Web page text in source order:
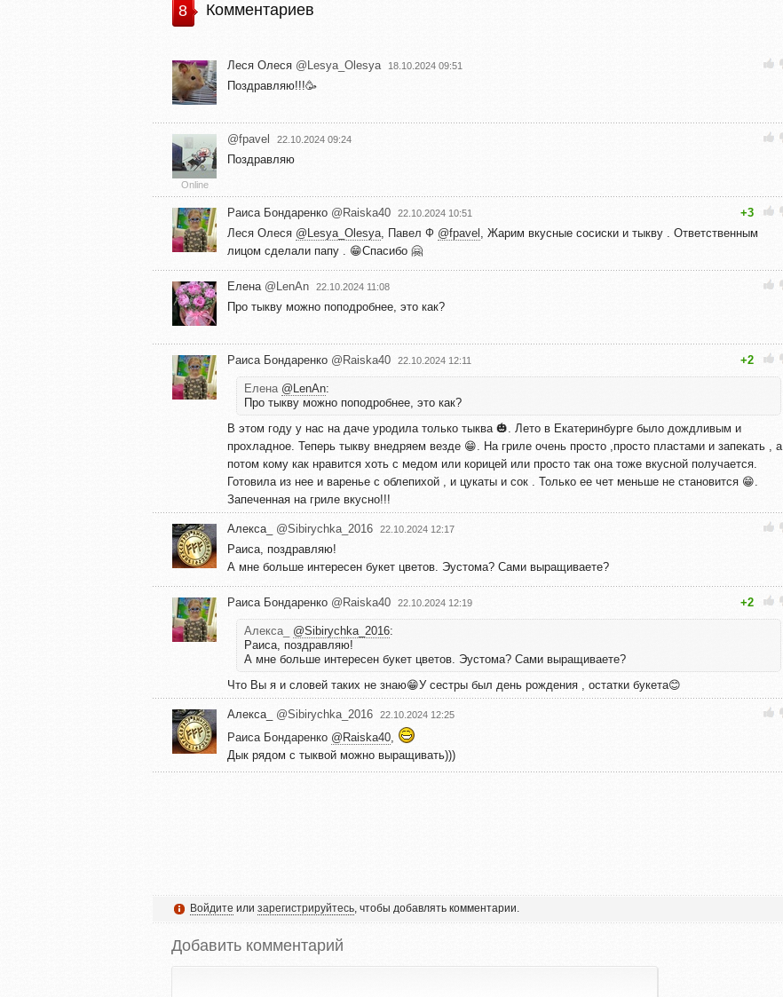
8 Комментариев
Леся Олеся @Lesya_Olesya 18.10.2024 09:51
Поздравляю!!!🥳
Online
@fpavel 22.10.2024 09:24
Поздравляю
Раиса Бондаренко @Raiska40 22.10.2024 10:51
+3
Леся Олеся @Lesya_Olesya, Павел Ф @fpavel , Жарим вкусные сосиски и тыкву . Ответственным
лицом сделали папу . 😁Спасибо 🤗
Елена @LenAn 22.10.2024 11:08
Про тыкву можно поподробнее, это как?
Раиса Бондаренко @Raiska40 22.10.2024 12:11 +2
Елена @LenAn:
Про тыкву можно поподробнее, это как?
В этом году у нас на даче уродила только тыква 🎃. Лето в Екатеринбурге было дождливым и
прохладное. Теперь тыкву внедряем везде 😁. На гриле очень просто ,просто пластами и запекать , а
потом кому как нравится хоть с медом или корицей или просто так она тоже вкусной получается.
Готовила из нее и варенье с облепихой , и цукаты и сок . Только ее чет меньше не становится 😁.
Запеченная на гриле вкусно!!!
Алекса_ @Sibirychka_2016 22.10.2024 12:17
Раиса, поздравляю!
А мне больше интересен букет цветов. Эустома? Сами выращиваете?
Раиса Бондаренко @Raiska40 22.10.2024 12:19 +2
Алекса_ @Sibirychka_2016:
Раиса, поздравляю!
А мне больше интересен букет цветов. Эустома? Сами выращиваете?
Что Вы я и словей таких не знаю😁У сестры был день рождения , остатки букета😊
Алекса_ @Sibirychka_2016 22.10.2024 12:25
Раиса Бондаренко @Raiska40,
Дык рядом с тыквой можно выращивать)))
Войдите или зарегистрируйтесь, чтобы добавлять комментарии.
Добавить комментарий